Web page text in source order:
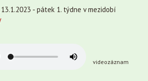
- pátek 1. týdne v mezidobí
videozáznam